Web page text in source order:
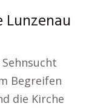
Lunzenau
Begreifen
die Kirche